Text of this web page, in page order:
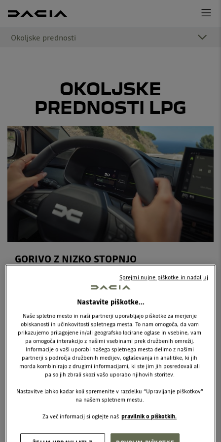
Okoljske prednosti
OKOLJSKE
PREDNOSTI LPG
GORIVO Z NIZKO STOPNJO
LPG je alternativno avtomobilsko gorivo, sestavljeno
iz mešanice lahkih ogljikovodikov, predvsem propana
in butana. V avtomobilskem sektorju govorimo o LPG-
c, torej avtoplinu.
Tako v primerjavi z bencinom kot z dizelskim gorivom
ima LPG-c bistveno boljši okoljski dosežek na številnih
področjih, predvsem zato, ker omejuje količino
Nastavite piškotke...
Naše spletno mesto in naši partnerji uporabljajo piškotke za merjenje
obiskanosti in učinkovitosti spletnega mesta. To nam omogoča, da vam
prikazujemo prilagojene in/ali geografsko locirane oglase in vsebine, vam
pa omogoča interakcijo z našimi vsebinami prek družbenih omrežij.
Informacije o vaši uporabi našega spletnega mesta delimo z našimi
partnerji s področja družbenih medijev, oglaševanja in analitike, ki jih
morda kombinirajo z drugimi informacijami, ki ste jim jih posredovali ali
pa so jih zbrali skozi vašo uporabo njihovih storitev.
Nastavitve lahko kadar koli spremenite v razdelku “Upravljanje piškotkov”
na našem spletnem mestu.
Za več informacij si oglejte naš pravilnik o piškotkih.
Sprejmi nujne piškotke in nadaljuj